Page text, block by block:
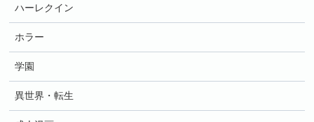
ハーレクイン
ホラー
学園
異世界・転生